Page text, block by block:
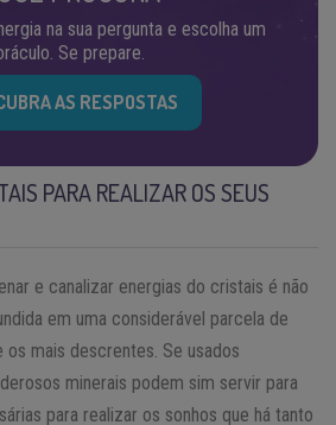
na sua pergunta e escolha um
Se prepare.
AS RESPOSTAS
PARA REALIZAR OS SEUS
e canalizar energias do cristais é não
em uma considerável parcela de
mais descrentes. Se usados
minerais podem sim servir para
para realizar os sonhos que há tanto